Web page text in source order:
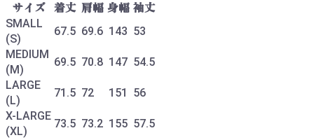
サイズ 着丈 肩幅 身幅 袖丈
SMALL
(S)
67.5 69.6 143 53
MEDIUM
(M)
69.5 70.8 147 54.5
LARGE
(L)
71.5 72 151
56
X-LARGE
(XL)
73.5 73.2 155 57.5